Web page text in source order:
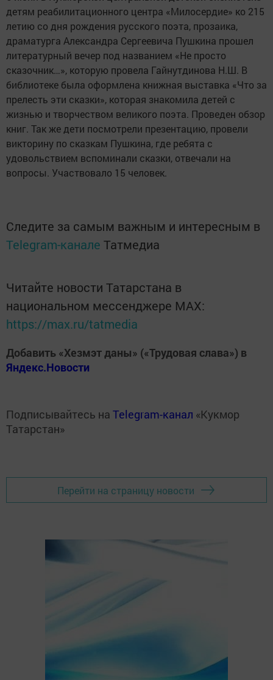
детям реабилитационного центра «Милосердие» ко 215
летию со дня рождения русского поэта, прозаика,
драматурга Александра Сергеевича Пушкина прошел
литературный вечер под названием «Не просто
сказочник…», которую провела Гайнутдинова Н.Ш. В
библиотеке была оформлена книжная выставка «Что за
прелесть эти сказки», которая знакомила детей с
жизнью и творчеством великого поэта. Проведен обзор
книг. Так же дети посмотрели презентацию, провели
викторину по сказкам Пушкина, где ребята с
удовольствием вспоминали сказки, отвечали на
вопросы. Участвовало 15 человек.
Следите за самым важным и интересным в
Telegram-канале Татмедиа
Читайте новости Татарстана в
национальном мессенджере MАХ:
https://max.ru/tatmedia
Добавить «Хезмэт даны» («Трудовая слава») в
Яндекс.Новости
Подписывайтесь на Telegram-канал «Кукмор
Татарстан»
Перейти на страницу новости